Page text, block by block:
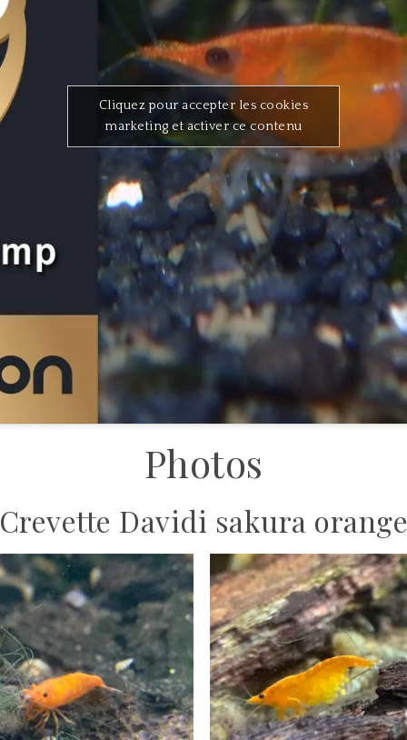
Cliquez pour accepter les cookies
marketing et activer ce contenu
Photos
Davidi sakura